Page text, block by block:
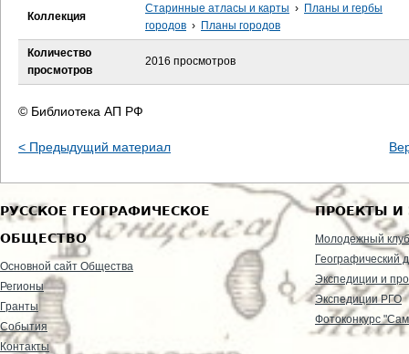
Коллекция
Старинные атласы и карты › Планы и гербы
городов › Планы городов
Количество
просмотров
2016 просмотров
© Библиотека АП РФ
< Предыдущий материал
РУССКОЕ ГЕОГРАФИЧЕСКОЕ
ОБЩЕСТВО
Основной сайт Общества
Регионы
Гранты
События
Контакты
ПРОЕКТЫ И
Молодежный клуб
Географический
Экспедиции и
Экспедиции РГО
Фотоконкурс